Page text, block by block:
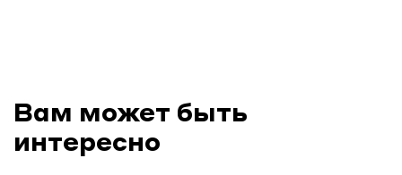
Вам может быть
интересно